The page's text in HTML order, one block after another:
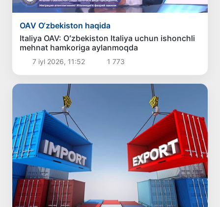
OAV O‘zbеkiston haqida
Italiya OAV: Oʻzbekiston Italiya uchun ishonchli
mehnat hamkoriga aylanmoqda
7 iyl 2026, 11:52 1 773